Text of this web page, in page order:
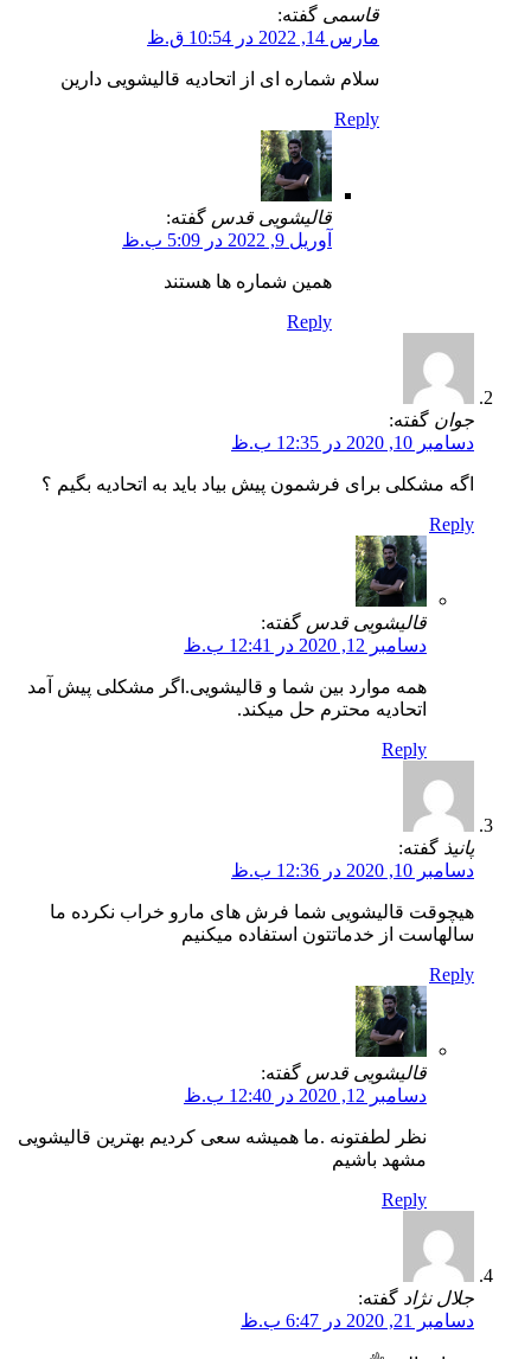
قاسمی گفته:
مارس 14, 2022 در 10:54 ق.ظ
سلام شماره ای از اتحادیه قالیشویی دارین
Reply
قالیشویی قدس گفته:
آوریل 9, 2022 در 5:09 ب.ظ
همین شماره ها هستند
Reply
جوان گفته:
دسامبر 10, 2020 در 12:35 ب.ظ
اگه مشکلی برای فرشمون پیش بیاد باید به اتحادیه بگیم ؟
Reply
قالیشویی قدس گفته:
دسامبر 12, 2020 در 12:41 ب.ظ
همه موارد بین شما و قالیشویی.اگر مشکلی پیش آمد
اتحادیه محترم حل میکند.
Reply
پانیذ گفته:
دسامبر 10, 2020 در 12:36 ب.ظ
هیچوقت قالیشویی شما فرش های مارو خراب نکرده ما
سالهاست از خدماتتون استفاده میکنیم
Reply
قالیشویی قدس گفته:
دسامبر 12, 2020 در 12:40 ب.ظ
نظر لطفتونه .ما همیشه سعی کردیم بهترین قالیشویی
مشهد باشیم
Reply
جلال نژاد گفته:
دسامبر 21, 2020 در 6:47 ب.ظ